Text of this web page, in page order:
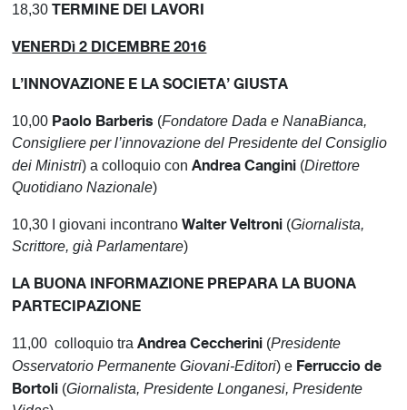
18,30TERMINE DEI LAVORI
VENERDì 2 DICEMBRE 2016
L’INNOVAZIONE E LA SOCIETA’ GIUSTA
10,00 Paolo Barberis (Fondatore Dada e NanaBianca,
Consigliere per l’innovazione del Presidente del Consiglio
dei Ministri) a colloquio conAndrea Cangini (Direttore
Quotidiano Nazionale)
10,30 I giovani incontranoWalter Veltroni (Giornalista,
Scrittore, già Parlamentare)
LA BUONA INFORMAZIONE PREPARA LA BUONA
PARTECIPAZIONE
11,00 colloquio traAndrea Ceccherini (Presidente
Osservatorio Permanente Giovani-Editori) e Ferruccio de
Bortoli (Giornalista, Presidente Longanesi, Presidente